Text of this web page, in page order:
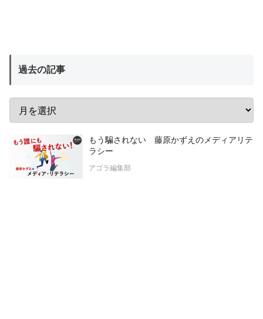
過去の記事
もう騙されない 藤原かずえのメディアリテ
ラシー
アゴラ編集部